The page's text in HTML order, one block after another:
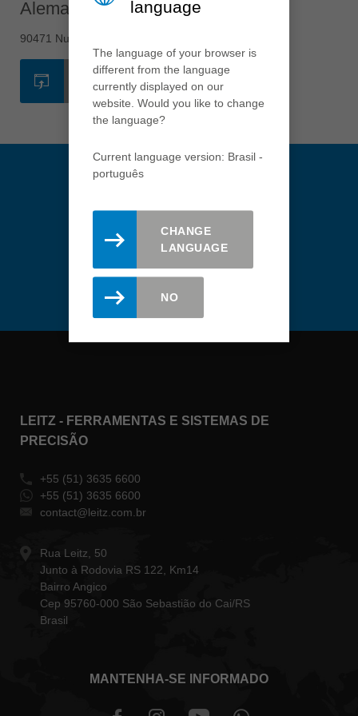
tiếng việt
中文
ประเทศไทย
ไทย
Україна
Alemanha - Nuremberg
90471 Nuremberg
Mantenha-se atualizado.
newsletter Leitz.
LEITZ - FERRAMENTAS E SISTEMAS DE
PRECISÃO
+55 (51) 3635 6600
+55 (51) 3635 6600
contact@leitz.com.br
Rua Leitz, 50
Junto à Rodovia RS 122, Km14
Bairro Angico
Cep 95760-000 São Sebastião do Cai/RS
Brasil
MANTENHA-SE INFORMADO
language
The language of your browser is
different from the language
currently displayed on our
website. Would you like to change
the language?
Current language version: Brasil -
português
CHANGE
LANGUAGE
NO